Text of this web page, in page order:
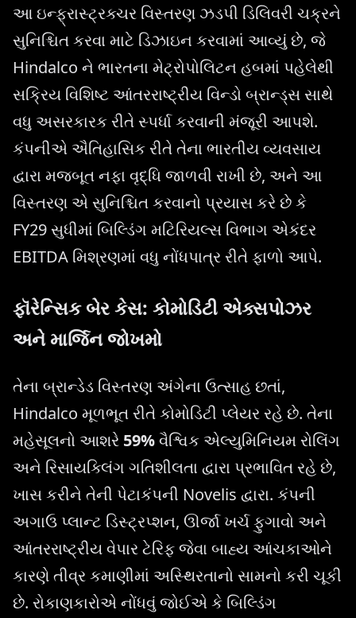
આ ઇન્ફ્રાસ્ટ્રક્ચર વિસ્તરણ ઝડપી ડિલિવરી ચક્રને
સુનિશ્ચિત કરવા માટે ડિઝાઇન કરવામાં આવ્યું છે, જે
Hindalco ને ભારતના મેટ્રોપોલિટન હબમાં પહેલેથી
સક્રિય વિશિષ્ટ આંતરરાષ્ટ્રીય વિન્ડો બ્રાન્ડ્સ સાથે
વધુ અસરકારક રીતે સ્પર્ધા કરવાની મંજૂરી આપશે.
કંપનીએ ઐતિહાસિક રીતે તેના ભારતીય વ્યવસાય
દ્વારા મજબૂત નફા વૃદ્ધિ જાળવી રાખી છે, અને આ
વિસ્તરણ એ સુનિશ્ચિત કરવાનો પ્રયાસ કરે છે કે
FY29 સુધીમાં બિલ્ડિંગ મટિરિયલ્સ વિભાગ એકંદર
EBITDA મિશ્રણમાં વધુ નોંધપાત્ર રીતે ફાળો આપે.
ફૉરેન્સિક બેર કેસ: કોમોડિટી એક્સપોઝર
અને માર્જિન જોખમો
તેના બ્રાન્ડેડ વિસ્તરણ અંગેના ઉત્સાહ છતાં,
Hindalco મૂળભૂત રીતે કોમોડિટી પ્લેયર રહે છે. તેના
મહેસૂલનો આશરે 59%વૈશ્વિક એલ્યુમિનિયમ રોલિંગ
અને રિસાયક્લિંગ ગતિશીલતા દ્વારા પ્રભાવિત રહે છે,
ખાસ કરીને તેની પેટાકંપની Novelis દ્વારા. કંપની
અગાઉ પ્લાન્ટ ડિસ્ટ્રપ્શન, ઊર્જા ખર્ચ ફુગાવો અને
આંતરરાષ્ટ્રીય વેપાર ટેરિફ જેવા બાહ્ય આંચકાઓને
કારણે તીવ્ર કમાણીમાં અસ્થિરતાનો સામનો કરી ચૂકી
છે. રોકાણકારોએ નોંધવું જોઈએ કે બિલ્ડિંગ